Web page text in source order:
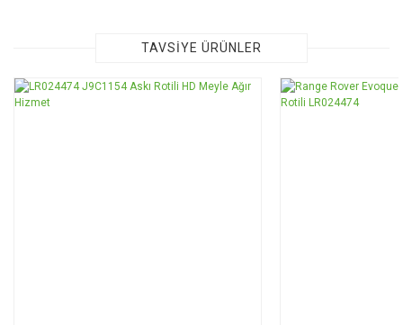
Görüş ve önerileriniz için teşekkür ederiz.
Ürün resmi kalitesiz, bozuk veya görüntülenemiyor.
TAVSİYE ÜRÜNLER